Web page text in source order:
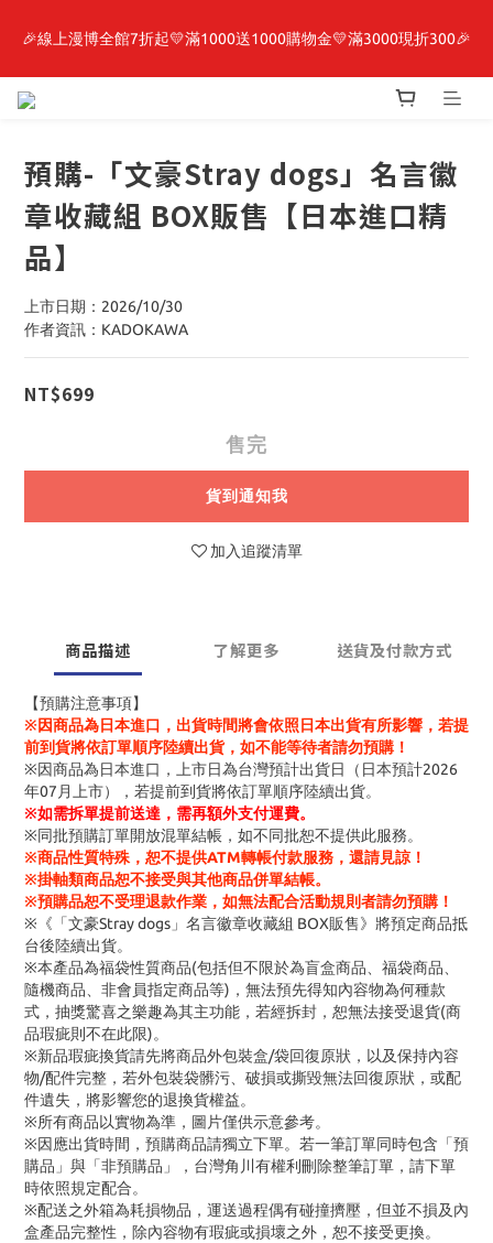
最新開賣🔥「全知讀者視角」 周邊商品
🎉線上漫博全館7折起💛滿1000送1000購物金💛滿3000現折300🎉
【抽籤堂】 影之強者、你又被殺了呢，偵探大人、約會大作戰、
最新開賣🔥「全知讀者視角」 周邊商品
預購-「文豪Stray dogs」名言徽
章收藏組 BOX販售【日本進口精
品】
上市日期：2026/10/30
作者資訊：KADOKAWA
NT$699
售完
貨到通知我
加入追蹤清單
商品描述 了解更多 送貨及付款方式
【預購注意事項】
※因商品為日本進口，出貨時間將會依照日本出貨有所影響，若提
前到貨將依訂單順序陸續出貨，如不能等待者請勿預購！
※因商品為日本進口，上市日為台灣預計出貨日（日本預計2026
年07月上市），若提前到貨將依訂單順序陸續出貨。
※如需拆單提前送達，需再額外支付運費。
※同批預購訂單開放混單結帳，如不同批恕不提供此服務。
※商品性質特殊，恕不提供ATM轉帳付款服務，還請見諒！
※掛軸類商品恕不接受與其他商品併單結帳。
※預購品恕不受理退款作業，如無法配合活動規則者請勿預購！
※《「文豪Stray dogs」名言徽章收藏組 BOX販售》將預定商品抵
台後陸續出貨。
※本產品為福袋性質商品(包括但不限於為盲盒商品、福袋商品、
隨機商品、非會員指定商品等)，無法預先得知內容物為何種款
式，抽獎驚喜之樂趣為其主功能，若經拆封，恕無法接受退貨(商
品瑕疵則不在此限)。
※新品瑕疵換貨請先將商品外包裝盒/袋回復原狀，以及保持內容
物/配件完整，若外包裝袋髒污、破損或撕毀無法回復原狀，或配
件遺失，將影響您的退換貨權益。
※所有商品以實物為準，圖片僅供示意參考。
※因應出貨時間，預購商品請獨立下單。若一筆訂單同時包含「預
購品」與「非預購品」，台灣角川有權利刪除整筆訂單，請下單
時依照規定配合。
※配送之外箱為耗損物品，運送過程偶有碰撞擠壓，但並不損及內
盒產品完整性，除內容物有瑕疵或損壞之外，恕不接受更換。